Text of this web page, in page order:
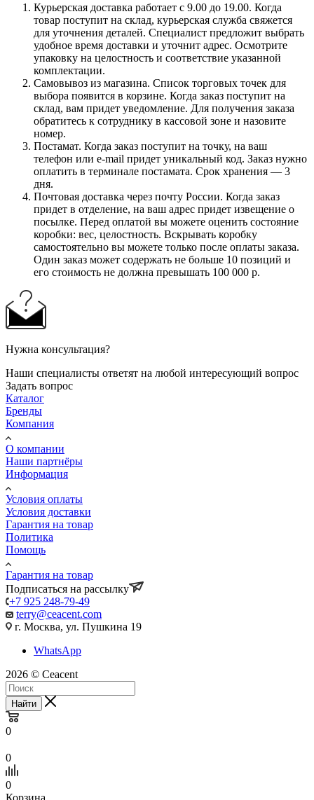
Курьерская доставка работает с 9.00 до 19.00. Когда
товар поступит на склад, курьерская служба свяжется
для уточнения деталей. Специалист предложит выбрать
удобное время доставки и уточнит адрес. Осмотрите
упаковку на целостность и соответствие указанной
комплектации.
Самовывоз из магазина. Список торговых точек для
выбора появится в корзине. Когда заказ поступит на
склад, вам придет уведомление. Для получения заказа
обратитесь к сотруднику в кассовой зоне и назовите
номер.
Постамат. Когда заказ поступит на точку, на ваш
телефон или e-mail придет уникальный код. Заказ нужно
оплатить в терминале постамата. Срок хранения — 3
дня.
Почтовая доставка через почту России. Когда заказ
придет в отделение, на ваш адрес придет извещение о
посылке. Перед оплатой вы можете оценить состояние
коробки: вес, целостность. Вскрывать коробку
самостоятельно вы можете только после оплаты заказа.
Один заказ может содержать не больше 10 позиций и
его стоимость не должна превышать 100 000 р.
Нужна консультация?
Наши специалисты ответят на любой интересующий вопрос
Задать вопрос
Каталог
Бренды
Компания
О компании
Наши партнёры
Информация
Условия оплаты
Условия доставки
Гарантия на товар
Политика
Помощь
Гарантия на товар
Подписаться на рассылку
+7 925 248-79-49
terry@ceacent.com
г. Москва, ул. Пушкина 19
WhatsApp
2026 © Сeacent
Найти
0
0
0
Корзина